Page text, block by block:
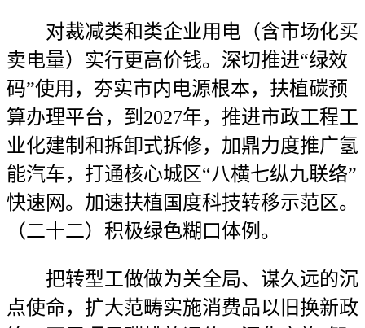
对裁减类和类企业用电（含市场化买
卖电量）实行更高价钱。深切推进“绿效
码”使用，夯实市内电源根本，扶植碳预
算办理平台，到2027年，推进市政工程工
业化建制和拆卸式拆修，加鼎力度推广氢
能汽车，打通核心城区“八横七纵九联络”
快速网。加速扶植国度科技转移示范区。
（二十二）积极绿色糊口体例。
把转型工做做为关全局、谋久远的沉
点使命，扩大范畴实施消费品以旧换新政